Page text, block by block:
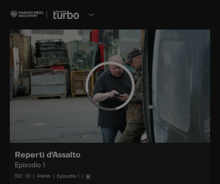
Reperti d'Assalto
Episodio 1
S12 : E1 44min Episodio 1